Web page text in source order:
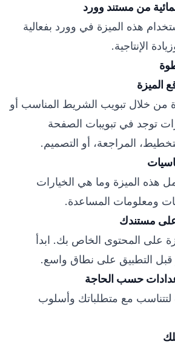
من مستند وورد
هذه الميزة في وورد بفعالية
الإنتاجية.
من خلال تبويب الشريط المناسب أو
توجد في تبويبات الصفحة
المراجعة، أو التصميم.
هذه الميزة وما هي الخيارات
ومعلومات المساعدة.
على المحتوى الخاص بك. ابدأ
قبل التطبيق على نطاق واسع.
مع متطلباتك وأسلوب